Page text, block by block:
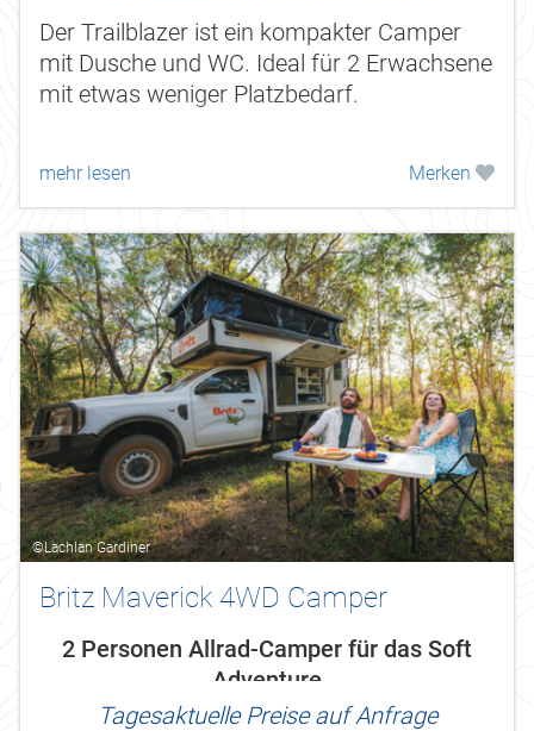
Der Trailblazer ist ein kompakter Camper
mit Dusche und WC. Ideal für 2 Erwachsene
mit etwas weniger Platzbedarf.
mehr lesen Merken
©Lachlan Gardiner
Britz Maverick 4WD Camper
2 Personen Allrad-Camper für das Soft
Adventure
Tagesaktuelle Preise auf Anfrage